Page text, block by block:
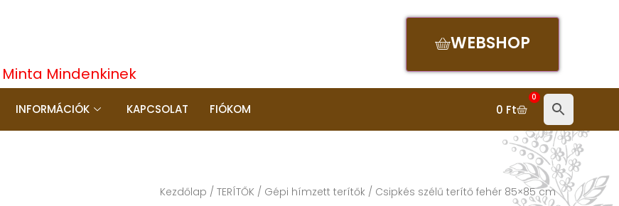
Mindenkinek
WEBSHOP
INFORMÁCIÓK KAPCSOLAT FIÓKOM 0 Ft
0
Kezdőlap / TERÍTŐK / Gépi hímzett terítők / Csipkés szélű terítő fehér 85×85 cm